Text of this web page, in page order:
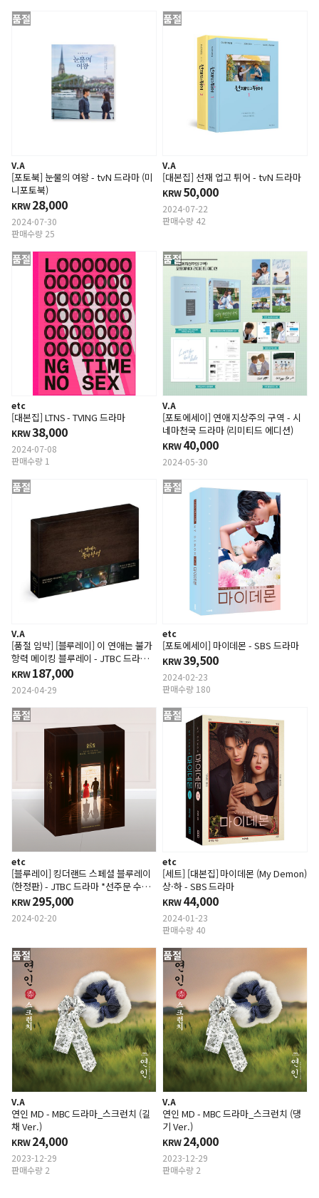
품절
V.A
[포토북] 눈물의 여왕 - tvN 드라마 (미
니포토북)
KRW28,000
2024-07-30
판매수량 25
품절
V.A
[대본집] 선재 업고 튀어 - tvN 드라마
KRW50,000
2024-07-22
판매수량 42
품절
etc
[대본집] LTNS - TVING 드라마
KRW38,000
2024-07-08
판매수량 1
품절
V.A
[포토에세이] 연애 지상주의 구역 - 시
네마천국 드라마 (리미티드 에디션)
KRW40,000
2024-05-30
품절
V.A
[품절 임박] [블루레이] 이 연애는 불가
항력 메이킹 블루레이 - JTBC 드라마 *
선주문 수량이 제작하기에 충분하지 않
으면 주문이 취소될수있습니다.
KRW187,000
2024-04-29
품절
etc
[포토에세이] 마이데몬 - SBS 드라마
KRW39,500
2024-02-23
판매수량 180
품절
etc
[블루레이] 킹더랜드 스페셜 블루레이
(한정판) - JTBC 드라마 *선주문 수량
이 제작하기에 충분하지 않으면 주문이
취소될수있습니다.
KRW295,000
2024-02-20
품절
etc
[세트] [대본집] 마이데몬 (My Demon)
상·하 - SBS 드라마
KRW44,000
2024-01-23
판매수량 40
품절
V.A
연인 MD - MBC 드라마_스크런치 (길
채 Ver.)
KRW24,000
2023-12-29
판매수량 2
품절
V.A
연인 MD - MBC 드라마_스크런치 (댕
기 Ver.)
KRW24,000
2023-12-29
판매수량 2